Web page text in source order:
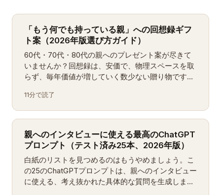
「もう何でも持っている親」への回想録ギフ
ト案（2026年版選び方ガイド）
60代・70代・80代の親へのプレゼント案が尽きて
いませんか？回想録は、安価で、物理スペースを取
らず、毎年価値が増していく数少ない贈り物です。
けに調整しています。
11分で読了
親へのインタビューに使える最高のChatGPT
プロンプト（テスト済み25本、2026年版）
白紙のリストを見つめるのはもうやめましょう。こ
の25のChatGPTプロンプトは、親へのインタビュー
に使える、考え抜かれた具体的な質問を生成しま